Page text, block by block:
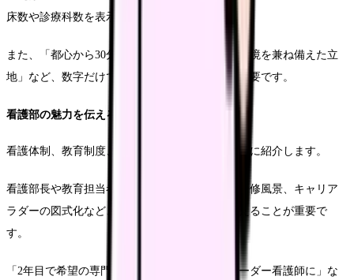
床数や診療科数を表示する方法などが効果的です。
また、「都心から30分のアクセスと豊かな自然環境を兼ね備えた立
地」など、数字だけでなく魅力を伝える表現も重要です。
看護部の魅力を伝える構成
看護体制、教育制度、キャリアパスなどを具体的に紹介します。
看護部長や教育担当者のインタビュー、実際の研修風景、キャリア
ラダーの図式化など、視覚的にわかりやすく伝えることが重要で
す。
「2年目で希望の専門分野に配属」「5年目でリーダー看護師に」な